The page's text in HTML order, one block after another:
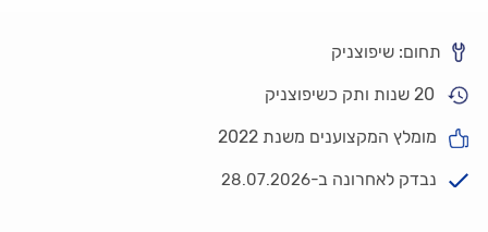
תחום: שיפוצניק
20 שנות ותק כשיפוצניק
מומלץ המקצוענים משנת 2022
נבדק לאחרונה ב-28.07.2026